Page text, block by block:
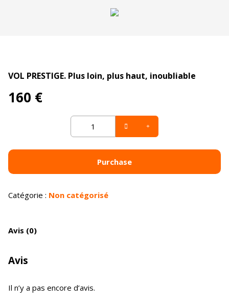
VOL PRESTIGE. Plus loin, plus haut, inoubliable
160 €
VOL
PRESTIGE.
haut,
quantity
Purchase
Catégorie : Non catégorisé
Avis (0)
Avis
Il n’y a pas encore d’avis.